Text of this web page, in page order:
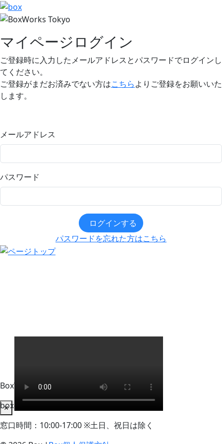
マイページログイン
ご登録時に入力したメールアドレスとパスワードでログインし
てください。
ご登録がまだお済みでない方はこちらよりご登録をお願いいた
します。
メールアドレス
パスワード
ログインする
パスワードを忘れた方はこちら
BoxWorks Tokyo + Osaka 来場者事務局
box-info_registration@event-admin.jp
窓口時間：10:00-17:00 ※土日、祝日は除く
×